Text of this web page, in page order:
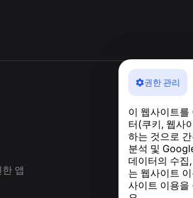
권한 관리
이 웹사이트
터(쿠키, 웹사
하는 것으로
분석 및
데이터의 수집
는 웹사이트
사이트 이용을
앱